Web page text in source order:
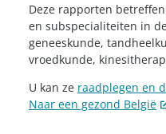
Deze rapporten
en subspecialiteiten in
geneeskunde,
vroedkunde,
U kan ze raadplegen en
Naar een gezond België